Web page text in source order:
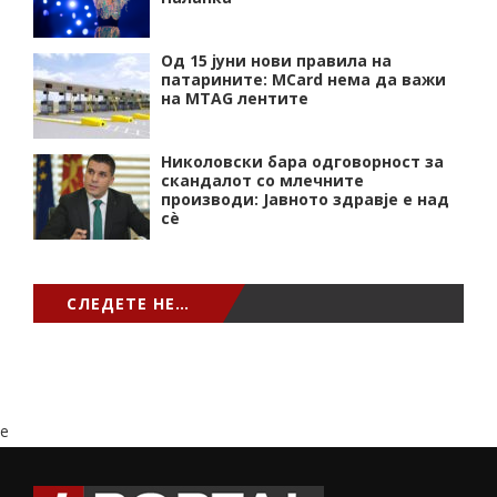
Од 15 јуни нови правила на
патарините: MCard нема да важи
на MTAG лентите
Николовски бара одговорност за
скандалот со млечните
производи: Јавното здравје е над
сѐ
СЛЕДЕТЕ НЕ…
e